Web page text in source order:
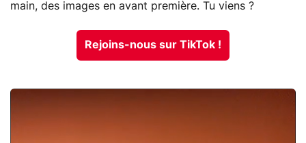
main, des images en avant première. Tu viens ?
Rejoins-nous sur TikTok !